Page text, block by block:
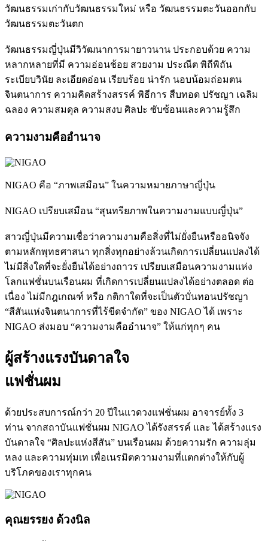
วัฒนธรรมเก่ากับวัฒนธรรมใหม่ หรือ วัฒนธรรมตะวันออกกับ
วัฒนธรรมตะวันตก
วัฒนธรรมญี่ปุ่นมีวิวัฒนาการมายาวนาน ประกอบด้วย ความ
หลากหลายที่มี ความอ่อนช้อย สวยงาม ประณีต พิถีพิถัน
ระเบียบวินัย ละเอียดอ่อน เรียบร้อย น่ารัก นอบน้อมถ่อมตน
จินตนาการ ความคิดสร้างสรรค์ พิธีการ สืบทอด ปรัชญา เฉลิม
ฉลอง ความสมดุล ความสงบ ศิลปะ ซับซ้อนและความรู้สึก
ความงามคืออำนาจ
NIGAO คือ “ภาพเสมือน” ในความหมายภาษาญี่ปุ่น
NIGAO เปรียบเสมือน “สุนทรียภาพในความงามแบบญี่ปุ่น”
สาวญี่ปุ่นมีความเชื่อว่าความงามคือสิ่งที่ไม่ยั่งยืนหรืออนิจจัง
ตามหลักพุทธศาสนา ทุกสิ่งทุกอย่างล้วนเกิดการเปลี่ยนแปลงได้
ไม่มีสิ่งใดที่จะยั่งยืนได้อย่างถาวร เปรียบเสมือนความงามแห่ง
โลกแฟชั่นบนเรือนผม ที่เกิดการเปลี่ยนแปลงได้อย่างตลอด ต่อ
เนื่อง ไม่มีกฎเกณฑ์ หรือ กติกาใดที่จะเป็นตัวบั่นทอนปรัชญา
“สีสันแห่งจินตนาการที่ไร้ขีดจำกัด” ของ NIGAO ได้ เพราะ
NIGAO ส่งมอบ “ความงามคืออำนาจ” ให้แก่ทุกๆ คน
ผู้สร้างแรงบันดาลใจ
แฟชั่นผม
ด้วยประสบการณ์กว่า 20 ปีในแวดวงแฟชั่นผม อาจารย์ทั้ง 3
ท่าน จากสถาบันแฟชั่นผม NIGAO ได้รังสรรค์ และ ได้สร้างแรง
บันดาลใจ “ศิลปะแห่งสีสัน” บนเรือนผม ด้วยความรัก ความลุ่ม
หลง และความทุ่มเท เพื่อเนรมิตความงามที่แตกต่างให้กับผู้
บริโภคของเราทุกคน
คุณยรรยง ด้วงนิล